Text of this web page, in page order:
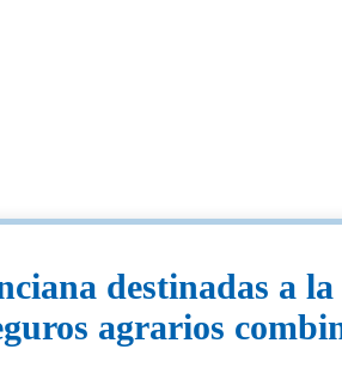
destinadas a
agrarios